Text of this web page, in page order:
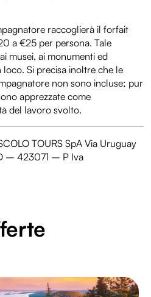
raccoglierà il forfait
a €25 per persona. Tale
musei, ai monumenti ed
Si precisa inoltre che le
non sono incluse; pur
apprezzate come
del lavoro svolto.
TOURS SpA Via Uruguay
– 423071 – P Iva